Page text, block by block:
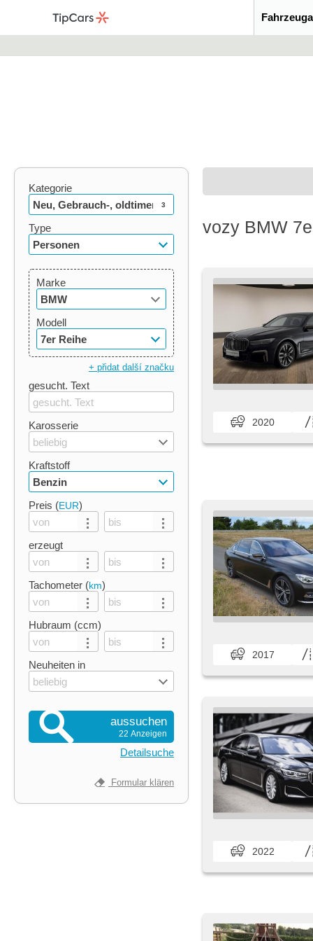
Kategorie
Neu, Gebrauch-, oldtimer
3
Type
Personen
Marke
BMW
Modell
7er Reihe
+ přidat další značku
gesucht. Text
Karosserie
beliebig
Kraftstoff
Benzin
Preis (EUR)
erzeugt
Tachometer (km)
Hubraum (ccm)
Neuheiten in
beliebig
aussuchen
22 Anzeigen
Detailsuche
Formular klären
vozy BMW
2020
2017
2022